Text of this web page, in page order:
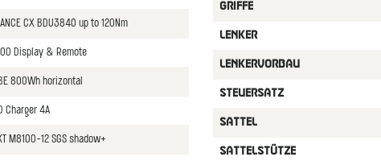
CX BDU3840 up to 120Nm
Display & Remote
800Wh horizontal
Charger 4A
M8100-12 SGS shadow+
GRIFFE
LENKER
LENKERVORBAU
STEUERSATZ
SATTEL
SATTELSTüTZE